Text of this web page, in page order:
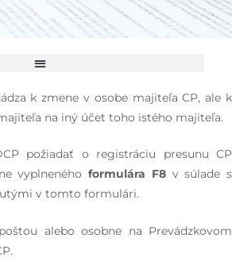
k zmene v osobe majiteľa CP, ale k
na iný účet toho istého majiteľa.
požiadať o registráciu presunu CP
vyplnenéhoformulára F8v súlade s
v tomto formulári.
alebo osobne na Prevádzkovom